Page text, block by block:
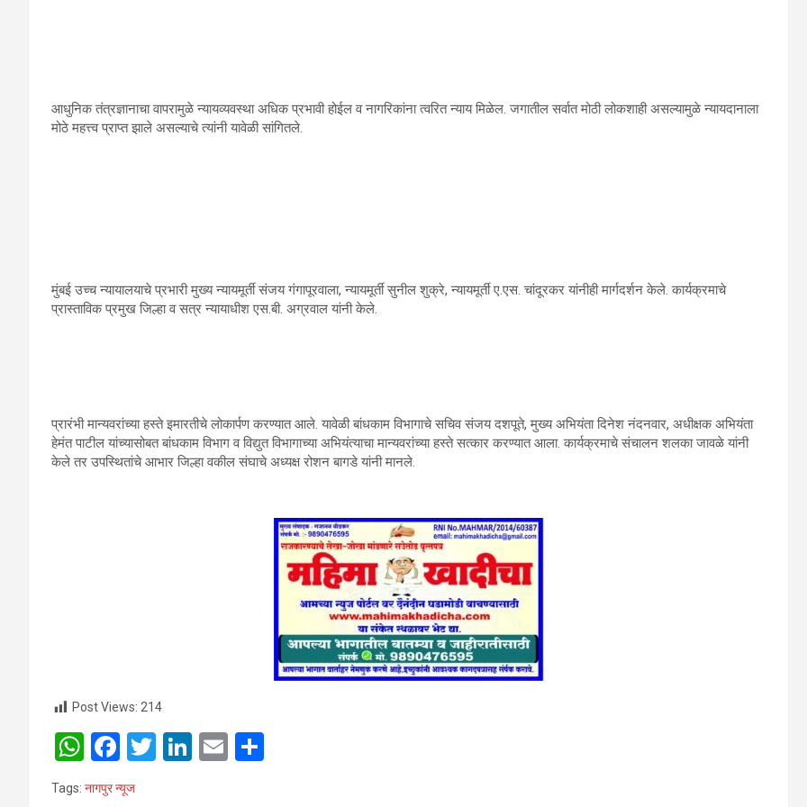
आधुनिक तंत्रज्ञानाचा वापरामुळे न्यायव्यवस्था अधिक प्रभावी होईल व नागरिकांना त्वरित न्याय मिळेल. जगातील सर्वात मोठी लोकशाही असल्यामुळे न्यायदानाला
मोठे महत्त्व प्राप्त झाले असल्याचे त्यांनी यावेळी सांगितले.
मुंबई उच्च न्यायालयाचे प्रभारी मुख्य न्यायमूर्ती संजय गंगापूरवाला, न्यायमूर्ती सुनील शुक्रे, न्यायमूर्ती ए.एस. चांदूरकर यांनीही मार्गदर्शन केले. कार्यक्रमाचे
प्रास्ताविक प्रमुख जिल्हा व सत्र न्यायाधीश एस.बी. अग्रवाल यांनी केले.
प्रारंभी मान्यवरांच्या हस्ते इमारतीचे लोकार्पण करण्यात आले. यावेळी बांधकाम विभागाचे सचिव संजय दशपूते, मुख्य अभियंता दिनेश नंदनवार, अधीक्षक अभियंता
हेमंत पाटील यांच्यासोबत बांधकाम विभाग व विद्युत विभागाच्या अभियंत्याचा मान्यवरांच्या हस्ते सत्कार करण्यात आला. कार्यक्रमाचे संचालन शलका जावळे यांनी
केले तर उपस्थितांचे आभार जिल्हा वकील संघाचे अध्यक्ष रोशन बागडे यांनी मानले.
Post Views: 214
W F
T
Li
E
Tags: नागपुर न्यूज